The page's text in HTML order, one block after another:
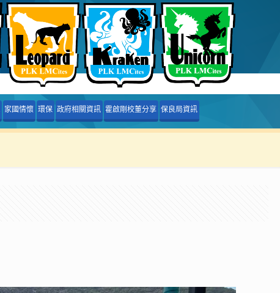
家國情懷 環保 政府相關資訊 霍啟剛校董分享 保良局資訊